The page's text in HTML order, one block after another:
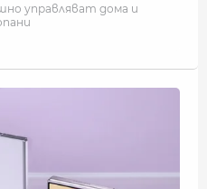
управляват дома и